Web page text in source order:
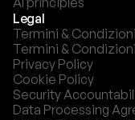
Legal
Termini &
Termini &
Privacy Policy
Cookie Policy
Security
Data Processing